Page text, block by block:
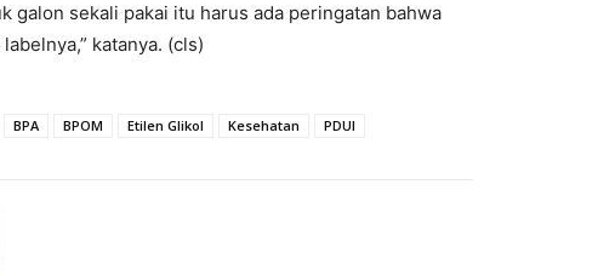
galon sekali pakai itu harus ada peringatan bahwa
katanya. (cls)
BPA BPOM Etilen Glikol Kesehatan PDUI